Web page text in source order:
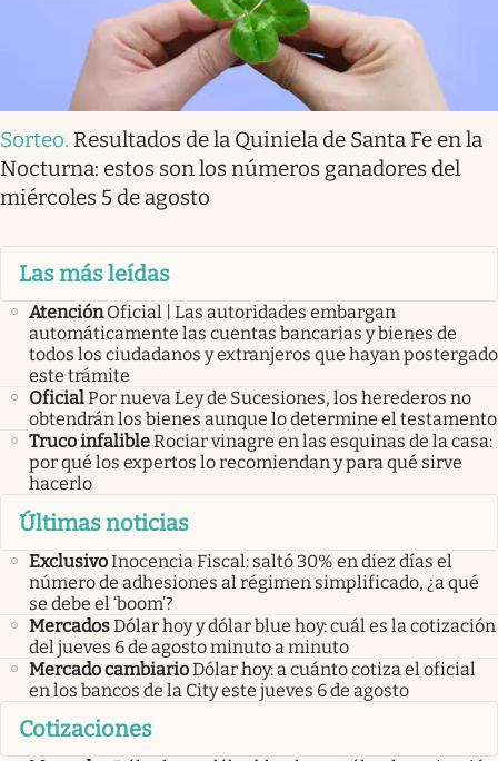
Sorteo. Resultados de la Quiniela de Santa Fe en la
Nocturna: estos son los números ganadores del
miércoles 5 de agosto
Las más leídas
Atención Oficial | Las autoridades embargan
automáticamente las cuentas bancarias y bienes de
todos los ciudadanos y extranjeros que hayan postergado
este trámite
OficialPor nueva Ley de Sucesiones, los herederos no
obtendrán los bienes aunque lo determine el testamento
Truco infalibleRociar vinagre en las esquinas de la casa:
por qué los expertos lo recomiendan y para qué sirve
hacerlo
Últimas noticias
ExclusivoInocencia Fiscal: saltó 30% en diez días el
número de adhesiones al régimen simplificado, ¿a qué
se debe el ‘boom’?
MercadosDólar hoy y dólar blue hoy: cuál es la cotización
del jueves 6 de agosto minuto a minuto
Mercado cambiarioDólar hoy: a cuánto cotiza el oficial
en los bancos de la City este jueves 6 de agosto
Cotizaciones